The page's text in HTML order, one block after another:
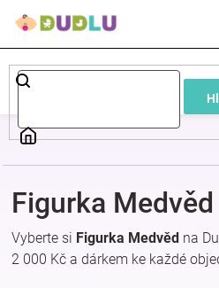
Dětské
a
kojenecké
oblečení
Pokojíček
Figurka Medvěd
Vyberte si Figurka Medvěd na
2 000 Kč a dárkem ke každé